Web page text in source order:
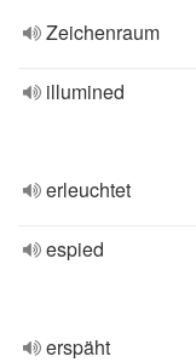
Zeichenraum
illumined
erleuchtet
espied
erspäht